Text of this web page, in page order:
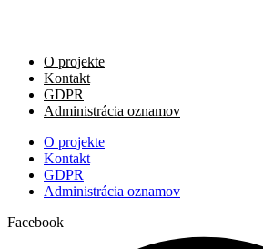
O projekte
Kontakt
GDPR
Administrácia oznamov
O projekte
Kontakt
GDPR
Administrácia oznamov
Facebook